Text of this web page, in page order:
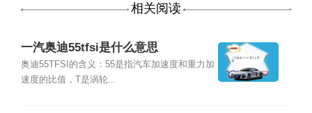
相关阅读
一汽奥迪55tfsi是什么意思
奥迪55TFSI的含义：55是指汽车加速度和重力加
速度的比值，T是涡轮...